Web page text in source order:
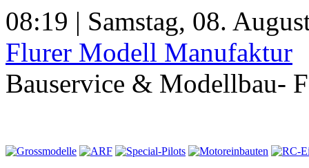
08:19 | Samstag, 08.
Flurer Modell Manufaktur
Bauservice & Modellbau-